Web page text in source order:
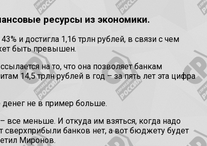
ресурсы из экономики.
и достигла 1,16 трлн рублей, в связи с чем
быть превышен.
на то, что она позволяет банкам
14,5 трлн рублей в год – за пять лет эта цифра
не в пример больше.
все меньше. И откуда им взяться, когда надо
сверхприбыли банков нет, а вот бюджету будет
Миронов.